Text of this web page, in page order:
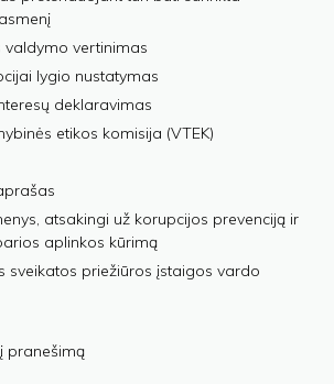
valdymo vertinimas
lygio nustatymas
deklaravimas
etikos komisija (VTEK)
atsakingi už korupcijos prevenciją ir
aplinkos kūrimą
sveikatos priežiūros įstaigos vardo
pranešimą